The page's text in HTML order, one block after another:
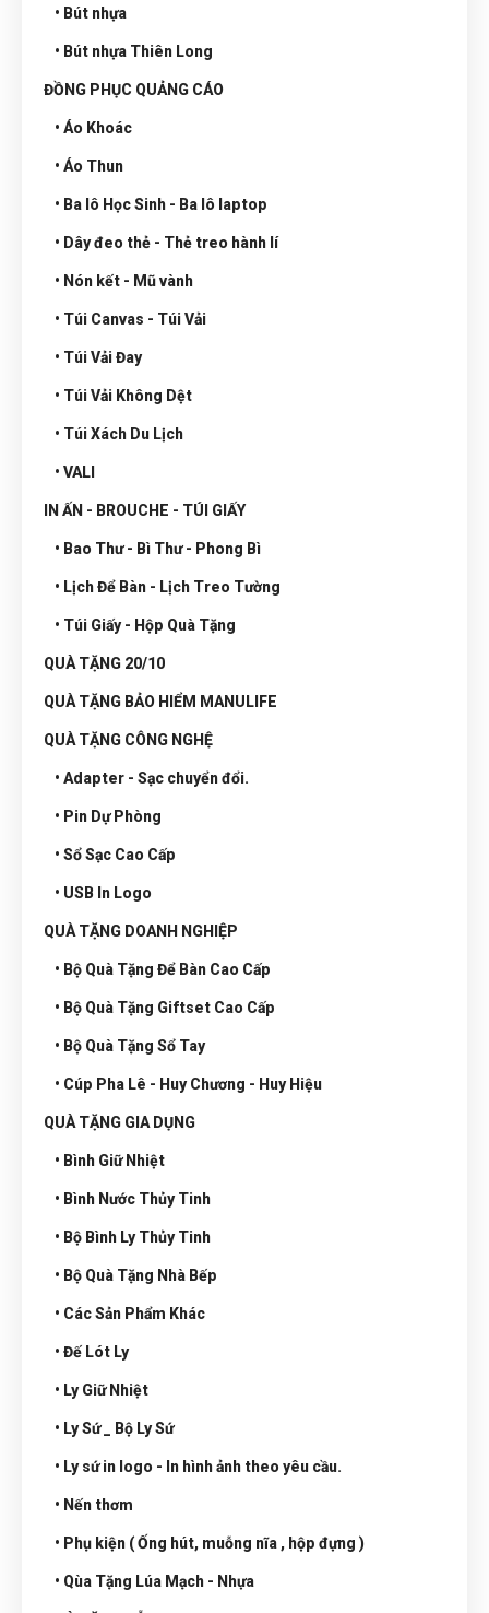
• Bút nhựa
• Bút nhựa Thiên Long
ĐỒNG PHỤC QUẢNG CÁO
• Áo Khoác
• Áo Thun
• Ba lô Học Sinh - Ba lô laptop
• Dây đeo thẻ - Thẻ treo hành lí
• Nón kết - Mũ vành
• Túi Canvas - Túi Vải
• Túi Vải Đay
• Túi Vải Không Dệt
• Túi Xách Du Lịch
• VALI
IN ẤN - BROUCHE - TÚI GIẤY
• Bao Thư - Bì Thư - Phong Bì
• Lịch Để Bàn - Lịch Treo Tường
• Túi Giấy - Hộp Quà Tặng
QUÀ TẶNG 20/10
QUÀ TẶNG BẢO HIỂM MANULIFE
QUÀ TẶNG CÔNG NGHỆ
• Adapter - Sạc chuyển đổi.
• Pin Dự Phòng
• Sổ Sạc Cao Cấp
• USB In Logo
QUÀ TẶNG DOANH NGHIỆP
• Bộ Quà Tặng Để Bàn Cao Cấp
• Bộ Quà Tặng Giftset Cao Cấp
• Bộ Quà Tặng Sổ Tay
• Cúp Pha Lê - Huy Chương - Huy Hiệu
QUÀ TẶNG GIA DỤNG
• Bình Giữ Nhiệt
• Bình Nước Thủy Tinh
• Bộ Bình Ly Thủy Tinh
• Bộ Quà Tặng Nhà Bếp
• Các Sản Phẩm Khác
• Đế Lót Ly
• Ly Giữ Nhiệt
• Ly Sứ _ Bộ Ly Sứ
• Ly sứ in logo - In hình ảnh theo yêu cầu.
• Nến thơm
• Phụ kiện ( Ống hút, muỗng nĩa , hộp đựng )
• Qùa Tặng Lúa Mạch - Nhựa